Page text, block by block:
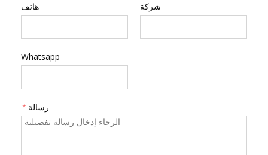
هاتف شركة
Whatsapp
* رسالة